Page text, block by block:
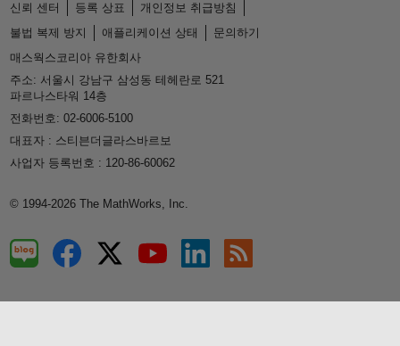
신뢰 센터 등록 상표
개인정보 취급방침
불법 복제 방지
애플리케이션 상태
문의하기
매스웍스코리아 유한회사
주소: 서울시 강남구 삼성동 테헤란로 521
파르나스타워 14층
전화번호: 02-6006-5100
대표자 : 스티븐더글라스바르보
사업자 등록번호 : 120-86-60062
© 1994-2026 The MathWorks, Inc.